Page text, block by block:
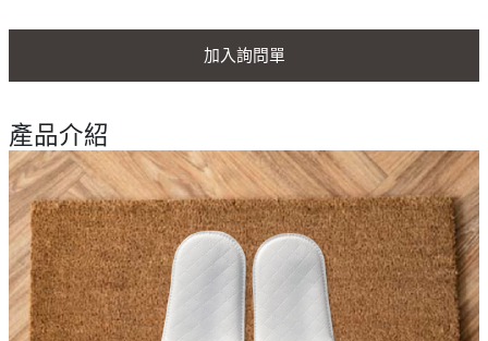
加入詢問單
產品介紹